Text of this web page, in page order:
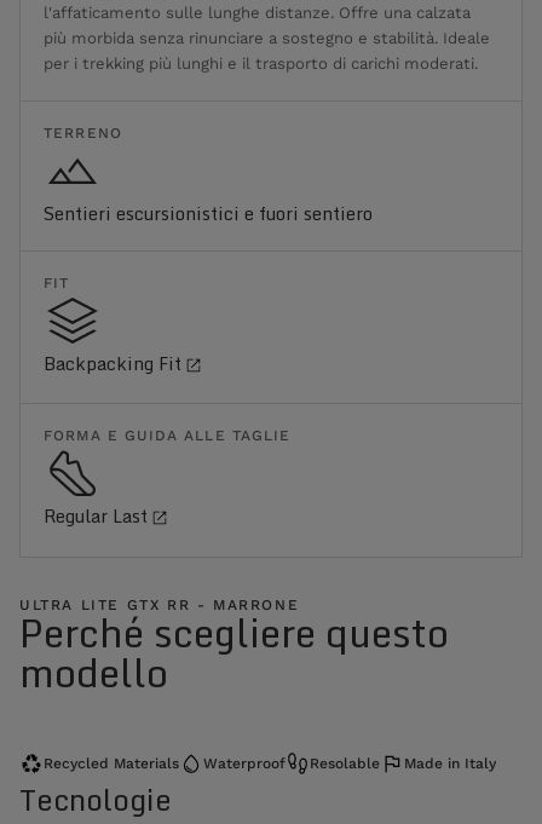
l'affaticamento sulle lunghe distanze. Offre una calzata
più morbida senza rinunciare a sostegno e stabilità. Ideale
per i trekking più lunghi e il trasporto di carichi moderati.
TERRENO
Sentieri escursionistici e fuori sentiero
FIT
Backpacking Fit
FORMA E GUIDA ALLE TAGLIE
Regular Last
ULTRA LITE GTX RR - MARRONE
Perché scegliere questo
modello
Recycled Materials Waterproof Resolable Made in Italy
Tecnologie